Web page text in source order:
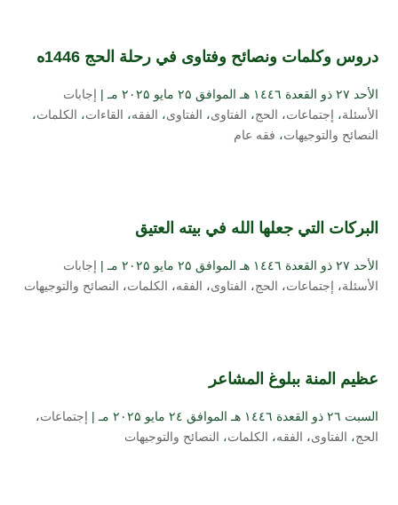
دروس وكلمات ونصائح وفتاوى في رحلة الحج 1446ه
الأحد ۲۷ ذو القعدة ۱٤٤٦ هـ الموافق ۲۵ مايو ۲۰۲۵ مـ |
إجابات
الأسئلة، إجتماعات، الحج، الفتاوى، الفتاوى، الفقه، القاءات، الكلمات،
النصائح والتوجيهات، فقه عام
البركات التي جعلها الله في بيته العتيق
الأحد ۲۷ ذو القعدة ۱٤٤٦ هـ الموافق ۲۵ مايو ۲۰۲۵ مـ |
إجابات
الأسئلة، إجتماعات، الحج، الفتاوى، الفقه، الكلمات، النصائح والتوجيهات
عظيم المنة ببلوغ المشاعر
السبت ۲٦ ذو القعدة ۱٤٤٦ هـ الموافق ۲٤ مايو ۲۰۲۵ مـ | إجتماعات،
الحج، الفتاوى، الفقه، الكلمات، النصائح والتوجيهات